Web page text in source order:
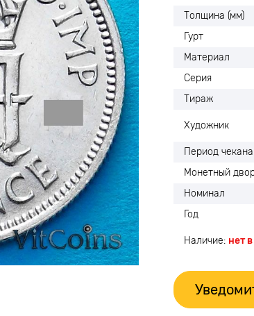
Толщина (мм)
Гурт
Материал
Серия
Тираж
Художник
Период чекана
Монетный
Номинал
Год
Наличие: нет